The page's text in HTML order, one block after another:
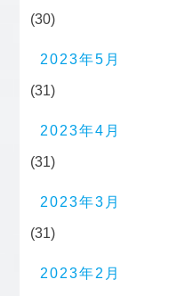
(30)
2023年5月
(31)
2023年4月
(31)
2023年3月
(31)
2023年2月